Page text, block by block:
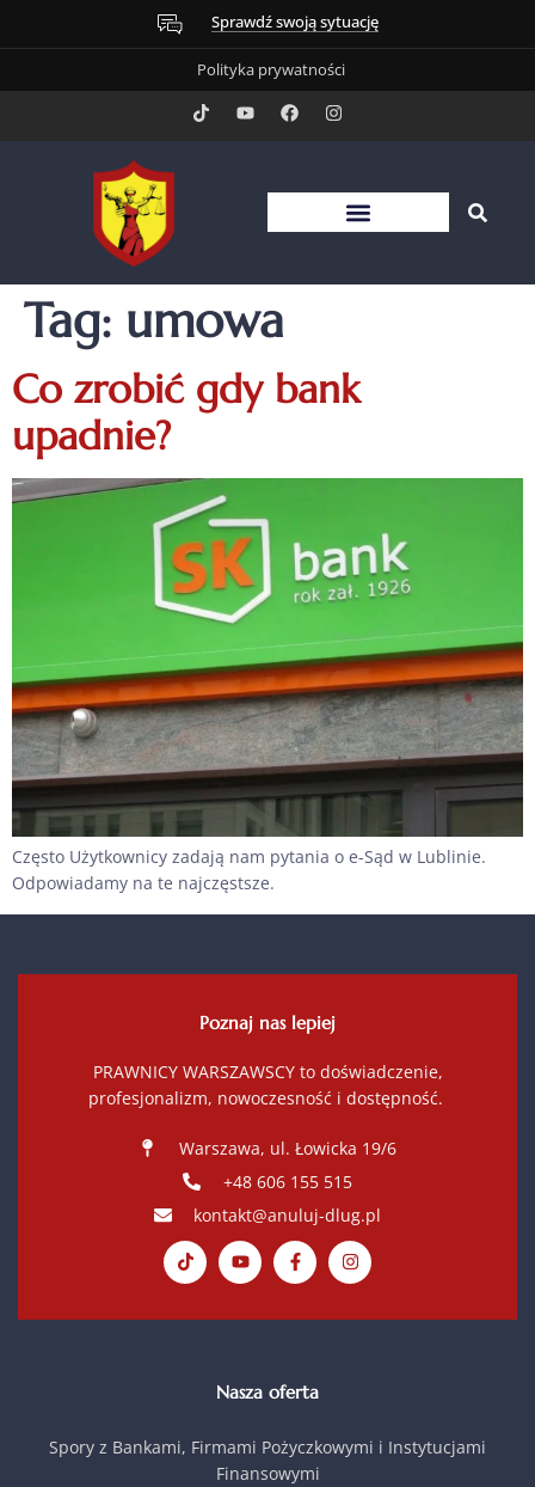
Sprawdź swoją sytuację
Polityka prywatności
Tag: umowa
Co zrobić gdy bank
upadnie?
Często Użytkownicy zadają nam pytania o e-Sąd w Lublinie.
Odpowiadamy na te najczęstsze.
Poznaj nas lepiej
PRAWNICY WARSZAWSCY to doświadczenie,
profesjonalizm, nowoczesność i dostępność.
Warszawa, ul. Łowicka 19/6
+48 606 155 515
kontakt@anuluj-dlug.pl
Nasza oferta
Spory z Bankami, Firmami Pożyczkowymi i Instytucjami
Finansowymi